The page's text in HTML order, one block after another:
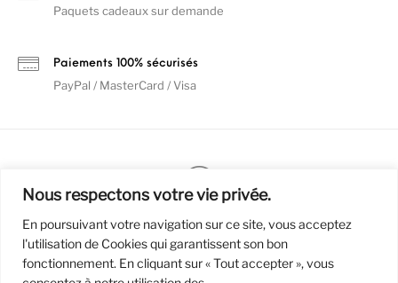
Nous respectons votre vie privée.
En poursuivant votre navigation sur ce site, vous acceptez
l'utilisation de Cookies qui garantissent son bon
fonctionnement. En cliquant sur « Tout accepter », vous
Paquets cadeaux sur demande
Paiements 100% sécurisés
PayPal / MasterCard / Visa
Mentions Légales
Politique de confidentialité / RGPD
Conditions Générales de Vente